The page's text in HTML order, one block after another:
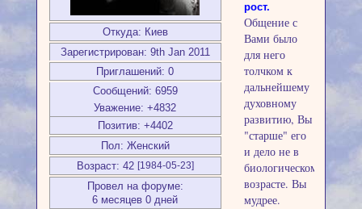
Откуда: Киев
Зарегистрирован: 9th Jan 2011
Приглашений: 0
Сообщений: 6959
Уважение: +4832
Позитив: +4402
Пол: Женский
Возраст: 42 [1984-05-23]
Провел на форуме:
6 месяцев 0 дней
рост.
Общение с
Вами было
для него
толчком к
дальнейшему
духовному
развитию, Вы
"старше" его
и дело не в
биологическом
возрасте. Вы
мудрее.